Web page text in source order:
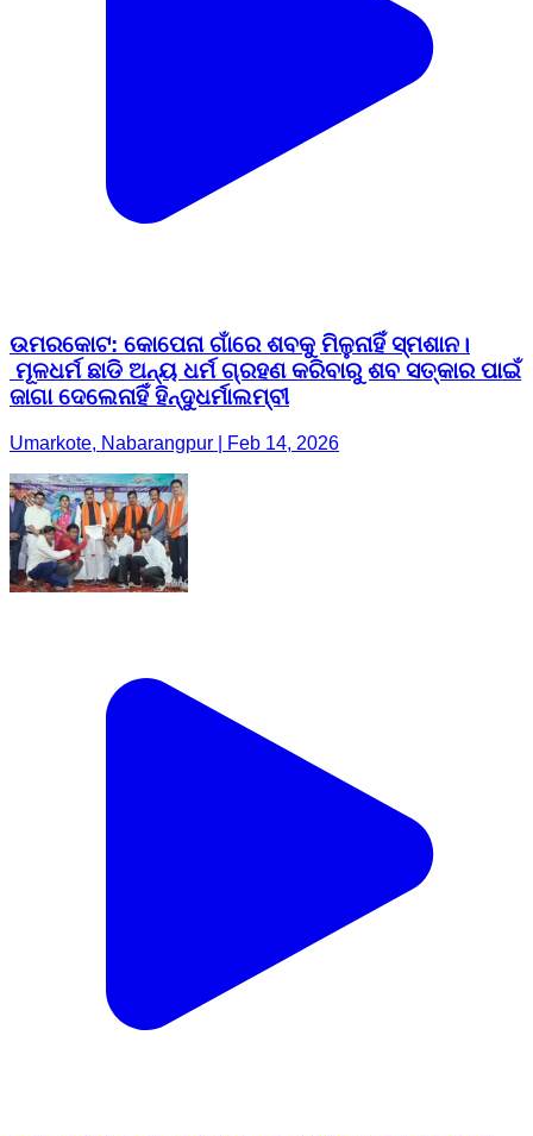
ଉମରକୋଟ: କୋପେନା ଗାଁରେ ଶବକୁ ମିଳୁନାହିଁ ସ୍ମଶାନ।
ମୂଳଧର୍ମ ଛାଡି ଅନ୍ୟ ଧର୍ମ ଗ୍ରହଣ କରିବାରୁ ଶବ ସତ୍କାର ପାଇଁ
ଜାଗା ଦେଲେନାହିଁ ହିନ୍ଦୁଧର୍ମାଲମ୍ବୀ
Umarkote, Nabarangpur | Feb 14, 2026